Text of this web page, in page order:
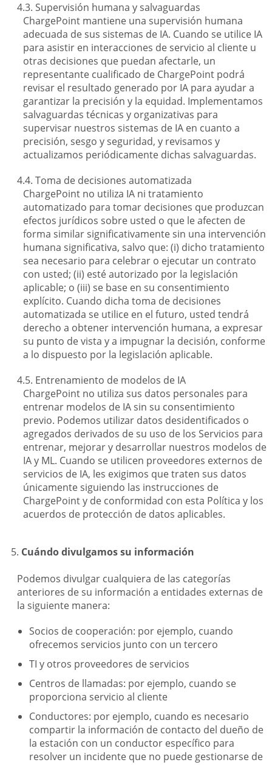
Supervisión humana y salvaguardas
ChargePoint mantiene una supervisión humana
adecuada de sus sistemas de IA. Cuando se utilice IA
para asistir en interacciones de servicio al cliente u
otras decisiones que puedan afectarle, un
representante cualificado de ChargePoint podrá
revisar el resultado generado por IA para ayudar a
garantizar la precisión y la equidad. Implementamos
salvaguardas técnicas y organizativas para
supervisar nuestros sistemas de IA en cuanto a
precisión, sesgo y seguridad, y revisamos y
actualizamos periódicamente dichas salvaguardas.
Toma de decisiones automatizada
ChargePoint no utiliza IA ni tratamiento
automatizado para tomar decisiones que produzcan
efectos jurídicos sobre usted o que le afecten de
forma similar significativamente sin una intervención
humana significativa, salvo que: (i) dicho tratamiento
sea necesario para celebrar o ejecutar un contrato
con usted; (ii) esté autorizado por la legislación
aplicable; o (iii) se base en su consentimiento
explícito. Cuando dicha toma de decisiones
automatizada se utilice en el futuro, usted tendrá
derecho a obtener intervención humana, a expresar
su punto de vista y a impugnar la decisión, conforme
a lo dispuesto por la legislación aplicable.
Entrenamiento de modelos de IA
ChargePoint no utiliza sus datos personales para
entrenar modelos de IA sin su consentimiento
previo. Podemos utilizar datos desidentificados o
agregados derivados de su uso de los Servicios para
entrenar, mejorar y desarrollar nuestros modelos de
IA y ML. Cuando se utilicen proveedores externos de
servicios de IA, les exigimos que traten sus datos
únicamente siguiendo las instrucciones de
ChargePoint y de conformidad con esta Política y los
acuerdos de protección de datos aplicables.
Cuándo divulgamos su información
Podemos divulgar cualquiera de las categorías
anteriores de su información a entidades externas de
la siguiente manera:
Socios de cooperación: por ejemplo, cuando
ofrecemos servicios junto con un tercero
TI y otros proveedores de servicios
Centros de llamadas: por ejemplo, cuando se
proporciona servicio al cliente
Conductores: por ejemplo, cuando es necesario
compartir la información de contacto del dueño de
la estación con un conductor específico para
resolver un incidente que no puede gestionarse de